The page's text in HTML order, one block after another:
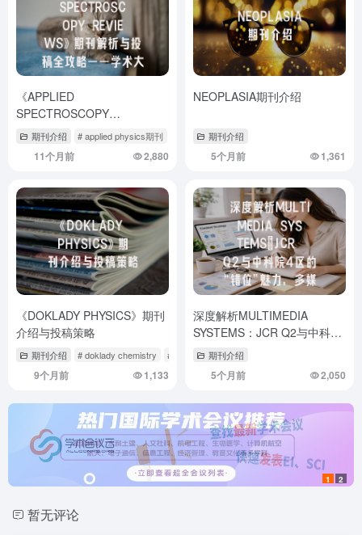
《APPLIED
SPECTROSCOPY
REVIEWS》期刊解析与投稿全
籍！
期刊介绍 # applied physics期刊 # applied sciences期刊怎么样
11个月前 2,880
NEOPLASIA期刊介绍
期刊介绍
5个月前 1,361
《DOKLADY PHYSICS》期刊
介绍与投稿策略
期刊介绍 # doklady chemistry # dot杂志 # dove杂志sci
9个月前 1,133
深度解析MULTIMEDIA
SYSTEMS：JCR Q2与中科院
4区的“错位”魅力，多媒体系统
研究者的投稿避坑指南
期刊介绍
5个月前 2,050
1 2
暂无评论